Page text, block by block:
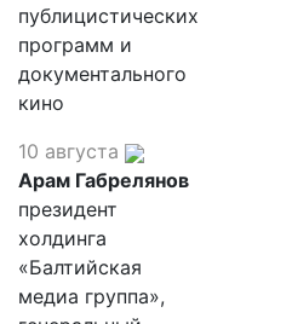
публицистических
программ и
документального
кино
10 августа
Арам Габрелянов
президент
холдинга
«Балтийская
медиа группа»,